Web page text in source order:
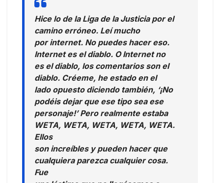
Hice lo de la Liga de la Justicia por el
camino erróneo. Leí mucho
por internet. No puedes hacer eso.
Internet es el diablo. O Internet no
es el diablo, los comentarios son el
diablo. Créeme, he estado en el
lado opuesto diciendo también, ‘¡No
podéis dejar que ese tipo sea ese
personaje!’ Pero realmente estaba
WETA, WETA, WETA, WETA, WETA.
Ellos
son increíbles y pueden hacer que
cualquiera parezca cualquier cosa.
Fue